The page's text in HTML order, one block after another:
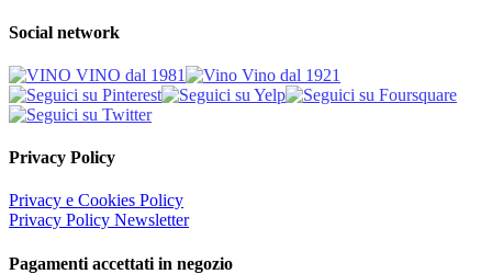
Social network
Privacy Policy
Privacy e Cookies Policy
Privacy Policy Newsletter
Pagamenti accettati in negozio